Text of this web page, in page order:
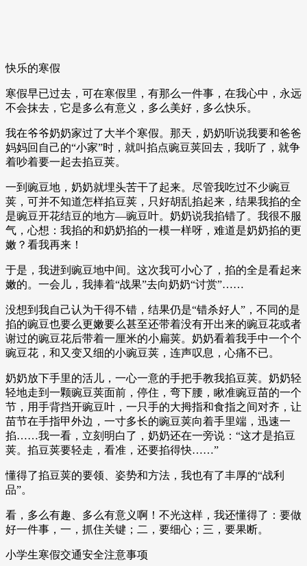
快乐的寒假
寒假早已过去，可在寒假里，有那么一件事，在我心中，永远
不会抹去，它是多么有意义，多么美好，多么快乐。
我在爷爷奶奶家过了大半个寒假。那天，奶奶听说我要和爸爸
妈妈回自己的“小家”时，就叫掐点豌豆荚回去，我听了，就争
着吵着要一起去掐豆荚。
一到豌豆地，奶奶就埋头苦干了起来。尽管我吃过不少豌豆
荚，可并不知道怎样掐豆荚，只好胡乱掐起来，结果我掐的全
是豌豆开花结豆的地方—豌豆叶。奶奶说我掐错了。我很不服
气，心想：我掐的和奶奶掐的一模一样呀，难道是奶奶掐的更
嫩？看我再来！
于是，我进到豌豆地中间。这次我可小心了，掐的全是看起来
嫩的。一会儿，我捧着“战果”去向奶奶“讨赏”……
没想到我自己认为干得不错，结果仍是“错杀好人”，不同的是
掐的豌豆也要么更嫩要么甚至还带着没有开出来的豌豆花或者
谢过的豌豆花后带着一厘米的小扁荚。奶奶看着我手中一个个
豌豆花，和又变又细的小豌豆荚，连声叹息，心痛不已。
奶奶放下手里的活儿，一心一意的手把手教我掐豆荚。奶奶轻
轻地走到一颗豌豆荚面前，停住，弯下腰，瞅准豌豆苗的一个
节，用手背挡开豌豆叶，一只手的大拇指和食指之间对齐，让
苗节在手指甲外边，一寸多长的豌豆荚向着手里端，迅速一
掐……我一看，立刻明白了，奶奶还在一旁说：“这才是掐豆
荚。掐豆荚要轻走，看准，还要掐得快……”
懂得了掐豆荚的要领、姿势和方法，我也有了丰厚的“战利
品”。
看，多么有趣、多么有意义啊！不光这样，我还懂得了：要做
好一件事，一，抓住关键；二，要细心；三，要果断。
小学生寒假交通安全注意事项